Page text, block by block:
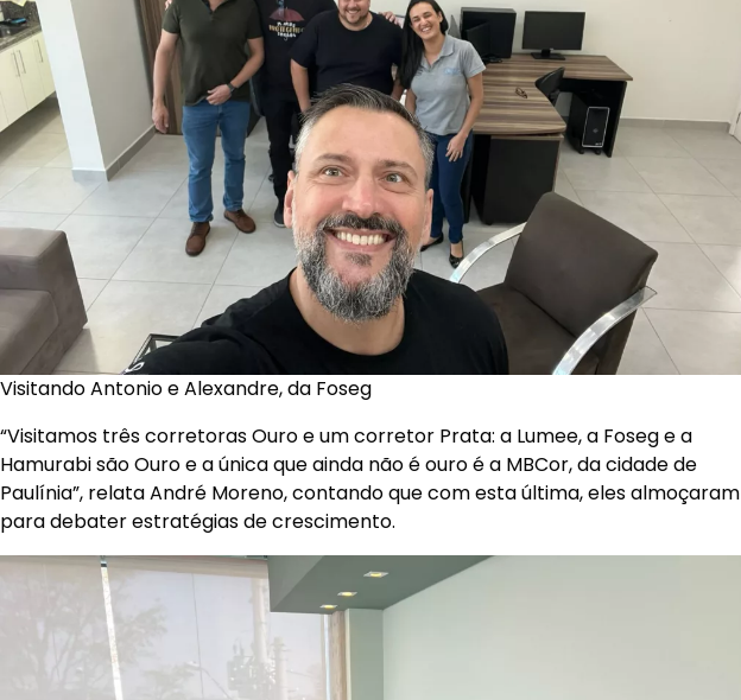
Visitando Antonio e Alexandre, da Foseg
“Visitamos três corretoras Ouro e um corretor Prata: a Lumee, a Foseg e a
Hamurabi são Ouro e a única que ainda não é ouro é a MBCor, da cidade de
Paulínia”, relata André Moreno, contando que com esta última, eles almoçaram
para debater estratégias de crescimento.